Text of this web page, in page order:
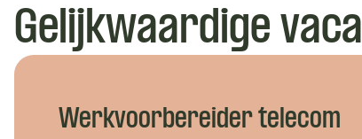
Gelijkwaardige
Werkvoorbereider telecom